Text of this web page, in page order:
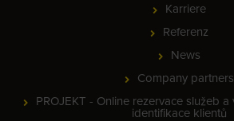
Karriere
Referenz
News
Company partners
PROJEKT - Online rezervace služeb a vybavení, check-in a
identifikace klientů